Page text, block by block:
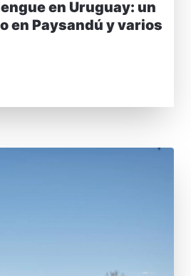
en Uruguay: un
en Paysandú y varios